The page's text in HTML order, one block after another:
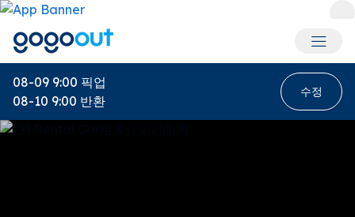
회원 메
08-09 9:00 픽업
08-10 9:00 반환
수정